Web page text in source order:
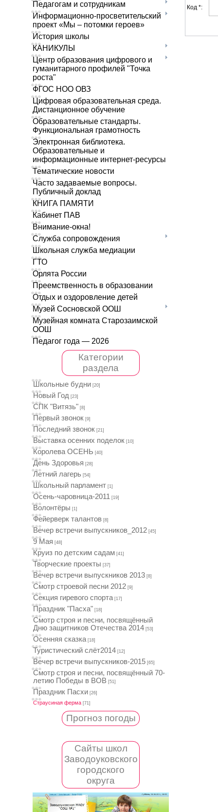
Педагогам и сотрудникам
Информационно-просветительский
проект «Мы – потомки героев»
История школы
КАНИКУЛЫ
Центр образования цифрового и
гуманитарного профилей "Точка
роста"
ФГОС НОО ОВЗ
Цифровая образовательная среда.
Дистанционное обучение
Образовательные стандарты.
Функциональная грамотность
Электронная библиотека.
Образовательные и
информационные интернет-ресурсы
Тематические новости
Часто задаваемые вопросы.
Публичный доклад
КНИГА ПАМЯТИ
Кабинет ПАВ
Внимание-окна!
Служба сопровождения
Школьная служба медиации
ГТО
Орлята России
Преемственность в образовании
Отдых и оздоровление детей
Музей Сосновской ООШ
Музейная комната Старозаимской
ООШ
Педагог года — 2026
Категории
раздела
Школьные будни [20]
Новый Год [23]
СПК "Витязь" [8]
Первый звонок [9]
Последний звонок [21]
Выставка осенних поделок [10]
Королева ОСЕНЬ [40]
День Здоровья [28]
Летний лагерь [54]
Школьный парламент [1]
Осень-чаровница-2011 [19]
Волонтёры [1]
Фейерверк талантов [8]
Вечер встречи выпускников_2012 [45]
9 Мая [48]
Круиз по детским садам [41]
Творческие проекты [37]
Вечер встречи выпускников 2013 [8]
Смотр строевой песни 2012 [9]
Секция гиревого спорта [17]
Праздник "Пасха" [18]
Смотр строя и песни, посвящённый
Дню защитников Отечества 2014 [53]
Осенняя сказка [18]
Туристический слёт2014 [12]
Вечер встречи выпускников-2015 [65]
Смотр строя и песни, посвящённый 70-
летию Победы в ВОВ [51]
Праздник Пасхи [26]
Страусиная ферма [71]
Прогноз погоды
Сайты школ
Заводоуковского
городского
округа
Код *: